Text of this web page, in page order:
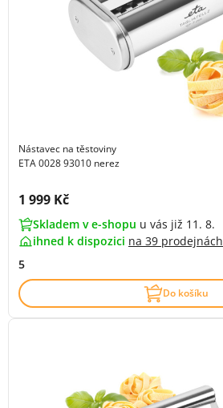
Nástavec na těstoviny
ETA 0028 93010 nerez
Cena s DPH:
1 999 Kč
Skladem v e-shopu u vás již 11. 8.
ihned k dispozici na 39 prodejnách
5
Do košíku